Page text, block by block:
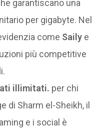
garantiscano una
per gigabyte. Nel
come Saily e
più competitive
illimitati. per chi
di Sharm el-Sheikh, il
e i social è